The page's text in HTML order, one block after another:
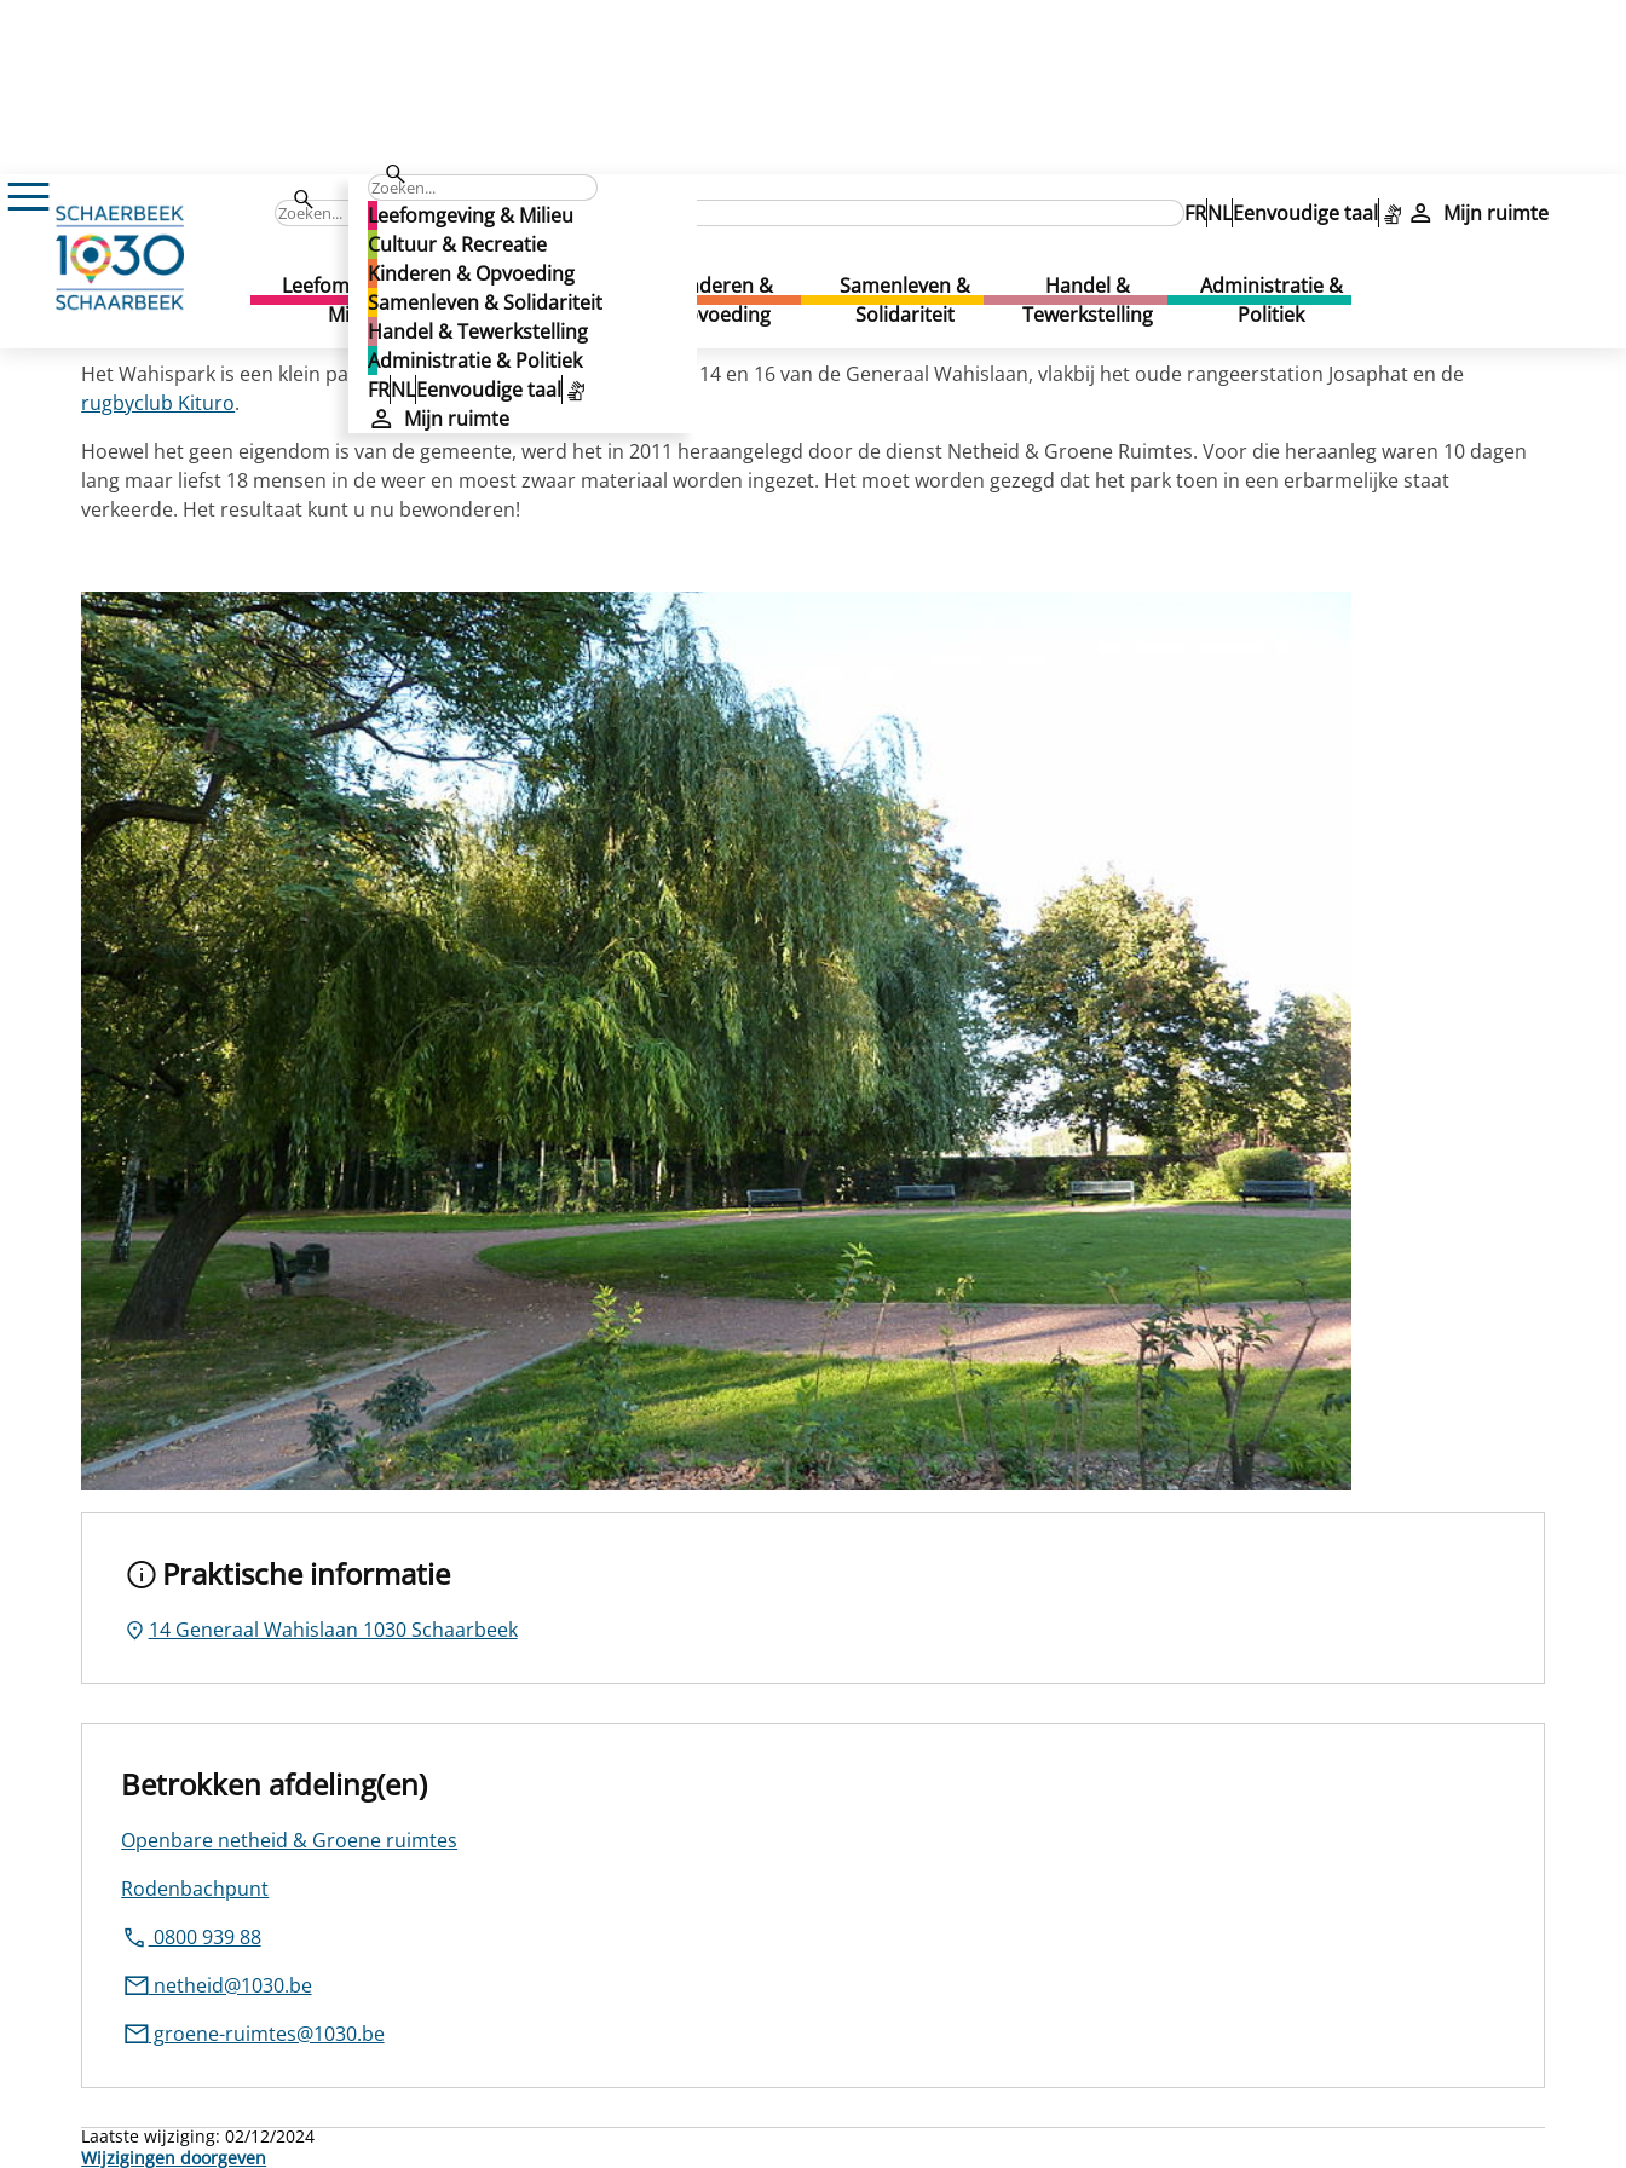
Leefomgeving & Milieu
Cultuur & Recreatie
Kinderen & Opvoeding
Samenleven & Solidariteit
Handel & Tewerkstelling
Administratie & Politiek
FRNLEenvoudige taal
Mijn ruimte
FRNLEenvoudige taal Mijn ruimte
Leefomgeving &
Milieu
Cultuur &
Recreatie
Kinderen &
Opvoeding
Samenleven &
Solidariteit
Handel &
Tewerkstelling
Administratie &
Politiek
Wahispark
Wahispark
Gepubliceerd op 02/12/2024
Het Wahispark is een klein park van 57 are, ter hoogte van nummer 14 en 16 van de Generaal Wahislaan, vlakbij het oude rangeerstation Josaphat en de
rugbyclub Kituro.
Hoewel het geen eigendom is van de gemeente, werd het in 2011 heraangelegd door de dienst Netheid & Groene Ruimtes. Voor die heraanleg waren 10 dagen
lang maar liefst 18 mensen in de weer en moest zwaar materiaal worden ingezet. Het moet worden gezegd dat het park toen in een erbarmelijke staat
verkeerde. Het resultaat kunt u nu bewonderen!
Praktische informatie
14 Generaal Wahislaan 1030 Schaarbeek
Betrokken afdeling(en)
Openbare netheid & Groene ruimtes
Rodenbachpunt
0800 939 88
netheid@1030.be
groene-ruimtes@1030.be
Laatste wijziging:02/12/2024
Wijzigingen doorgeven